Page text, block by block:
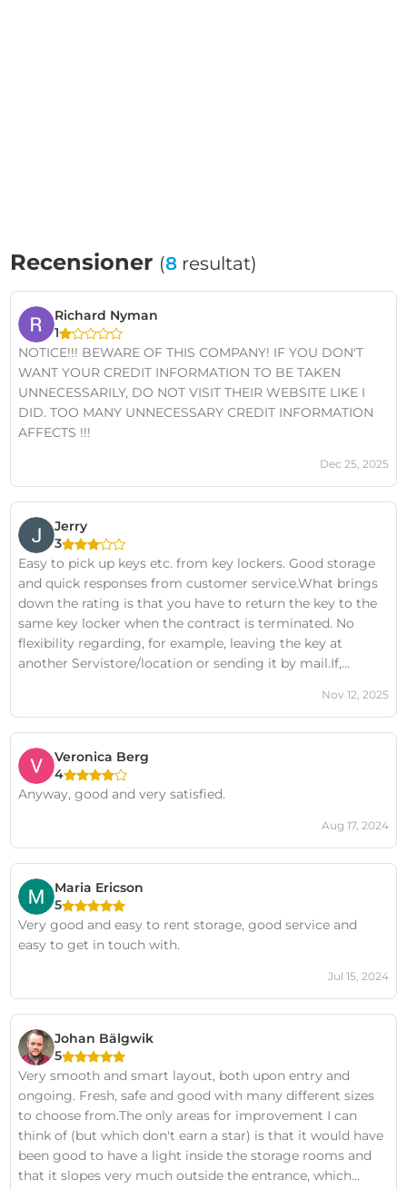
Recensioner (8 resultat)
Richard Nyman
1
NOTICE!!! BEWARE OF THIS COMPANY! IF YOU DON'T
WANT YOUR CREDIT INFORMATION TO BE TAKEN
UNNECESSARILY, DO NOT VISIT THEIR WEBSITE LIKE I
DID. TOO MANY UNNECESSARY CREDIT INFORMATION
AFFECTS !!!
Dec 25, 2025
Jerry
3
Easy to pick up keys etc. from key lockers. Good storage
and quick responses from customer service.What brings
down the rating is that you have to return the key to the
same key locker when the contract is terminated. No
flexibility regarding, for example, leaving the key at
another Servistore/location or sending it by mail.If,
1000 SEK for a new lock (costs around 50 SEK to buy at a
Clas-Ohlson store).
Nov 12, 2025
Veronica Berg
4
Anyway, good and very satisfied.
Aug 17, 2024
Maria Ericson
5
Very good and easy to rent storage, good service and
easy to get in touch with.
Jul 15, 2024
Johan Bälgwik
5
Very smooth and smart layout, both upon entry and
ongoing. Fresh, safe and good with many different sizes
to choose from.The only areas for improvement I can
think of (but which don't earn a star) is that it would have
been good to have a light inside the storage rooms and
that it slopes very much outside the entrance, which